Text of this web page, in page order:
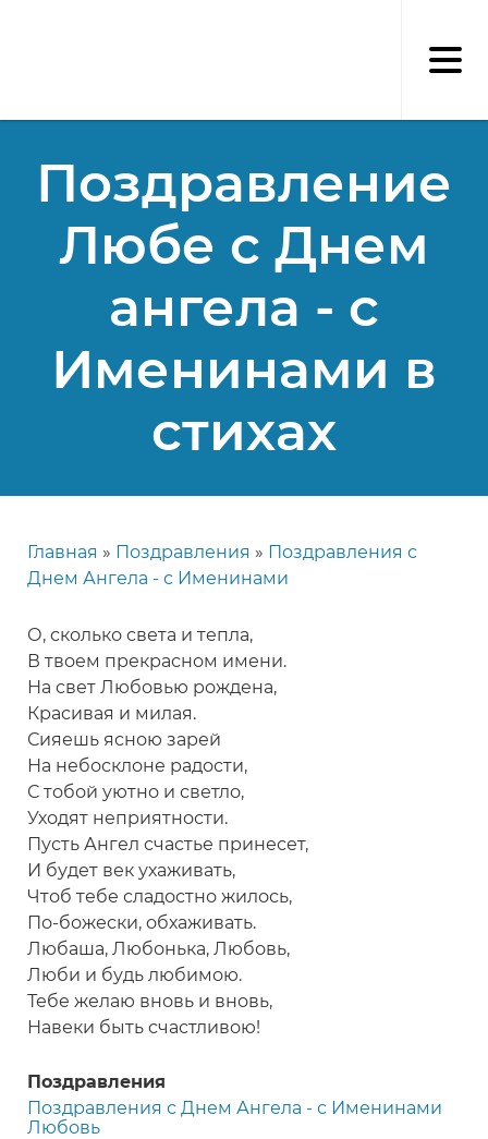
Поздравление
Любе с Днем
ангела - с
Именинами в
стихах
Строка
Главная Поздравления
Поздравления с
Днем Ангела - с Именинами
О, сколько света и тепла,
В твоем прекрасном имени.
На свет Любовью рождена,
Красивая и милая.
Сияешь ясною зарей
На небосклоне радости,
С тобой уютно и светло,
Уходят неприятности.
Пусть Ангел счастье принесет,
И будет век ухаживать,
Чтоб тебе сладостно жилось,
По-божески, обхаживать.
Любаша, Любонька, Любовь,
Люби и будь любимою.
Тебе желаю вновь и вновь,
Навеки быть счастливою!
Поздравления
Поздравления с Днем Ангела - с Именинами
Любовь